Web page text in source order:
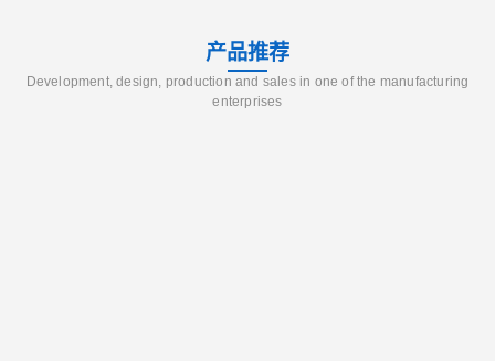
产品推荐
Development, design, production and sales in one of the manufacturing
enterprises